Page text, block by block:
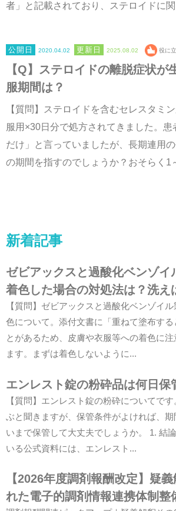
者」と記載されており、ステロイドに
2020.04.02 2025.08.02 役に
【Q】ステロイドの離脱症状が
服期間は？
【質問】ステロイドを含むセレスタミ
服用×30日分で処方されてきました。患
だけ」と言っていましたが、長期連用
の期間を指すのでしょうか？おそらく1
新着記事
ゼビアックスと過酸化ベンゾイ
着色した場合の対処法は？洗え
【質問】ゼビアックスと過酸化ベンゾイ
色について。添付文書に「重ねて塗布する
とがあるため、皮膚や衣服等への着色に注
ます。まずは着色しないように...
エンレスト錠の粉砕品は何日保
【質問】エンレスト錠の粉砕についてで
ぶと聞きますが、保管条件がよければ、
いまで保管して大丈夫でしょうか。 1. 結
いる公式資料には、エンレスト...
【2026年度調剤報酬改定】疑
れた電子的調剤情報連携体制整